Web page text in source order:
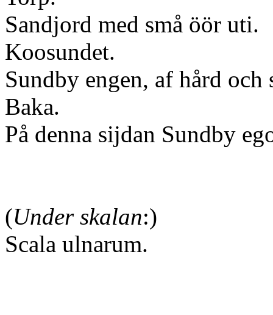
Sandjord med små öör uti.
Koosundet.
Sundby engen, af hård och
Baka.
På denna sijdan Sundby
(Under skalan:)
Scala ulnarum.